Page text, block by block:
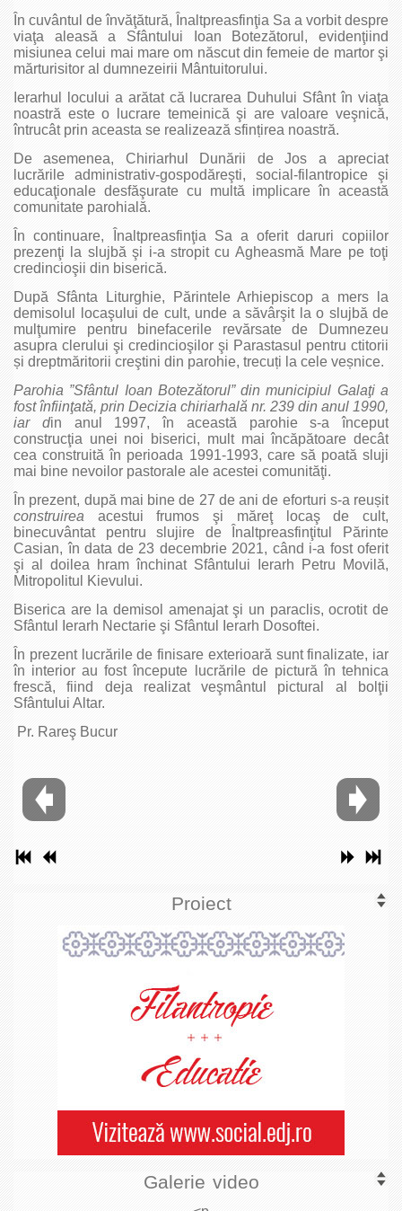
În cuvântul de învăţătură, Înaltpreasfinţia Sa a vorbit despre
viaţa aleasă a Sfântului Ioan Botezătorul, evidenţiind
misiunea celui mai mare om născut din femeie de martor şi
mărturisitor al dumnezeirii Mântuitorului.
Ierarhul locului a arătat că lucrarea Duhului Sfânt în viaţa
noastră este o lucrare temeinică şi are valoare veşnică,
întrucât prin aceasta se realizează sfințirea noastră.
De asemenea, Chiriarhul Dunării de Jos a apreciat
lucrările administrativ-gospodăreşti, social-filantropice şi
educaţionale desfăşurate cu multă implicare în această
comunitate parohială.
În continuare, Înaltpreasfinţia Sa a oferit daruri copiilor
prezenţi la slujbă şi i-a stropit cu Agheasmă Mare pe toţi
credincioşii din biserică.
După Sfânta Liturghie, Părintele Arhiepiscop a mers la
demisolul locaşului de cult, unde a săvârşit la o slujbă de
mulţumire pentru binefacerile revărsate de Dumnezeu
asupra clerului şi credincioşilor şi Parastasul pentru ctitorii
și dreptmăritorii creştini din parohie, trecuți la cele veșnice.
Parohia ”Sfântul Ioan Botezătorul” din municipiul Galaţi a
fost înfiinţată, prin Decizia chiriarhală nr. 239 din anul 1990,
iar din anul 1997, în această parohie s-a început
construcţia unei noi biserici, mult mai încăpătoare decât
cea construită în perioada 1991-1993, care să poată sluji
mai bine nevoilor pastorale ale acestei comunităţi.
În prezent, după mai bine de 27 de ani de eforturi s-a reușit
construirea acestui frumos şi măreţ locaş de cult,
binecuvântat pentru slujire de Înaltpreasfinţitul Părinte
Casian, în data de 23 decembrie 2021, când i-a fost oferit
şi al doilea hram închinat Sfântului Ierarh Petru Movilă,
Mitropolitul Kievului.
Biserica are la demisol amenajat şi un paraclis, ocrotit de
Sfântul Ierarh Nectarie şi Sfântul Ierarh Dosoftei.
În prezent lucrările de finisare exterioară sunt finalizate, iar
în interior au fost începute lucrările de pictură în tehnica
frescă, fiind deja realizat veşmântul pictural al bolţii
Sfântului Altar.
Pr. Rareş Bucur
Proiect
Galerie video